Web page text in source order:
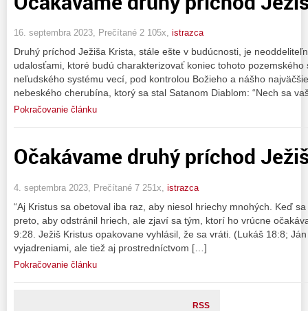
16. septembra 2023, Prečítané 2 105x, istrazca
Druhý príchod Ježiša Krista, stále ešte v budúcnosti, je
udalosťami, ktoré budú charakterizovať koniec tohoto
neľudského systému vecí, pod kontrolou Božieho a nášho
nebeského cherubína, ktorý sa stal Satanom Diablom: “Nech sa
Pokračovanie článku
Očakávame druhý príchod
4. septembra 2023, Prečítané 7 251x, istrazca
“Aj Kristus sa obetoval iba raz, aby niesol hriechy mnohých. Keď
preto, aby odstránil hriech, ale zjaví sa tým, ktorí ho vrúcne
9:28. Ježiš Kristus opakovane vyhlásil, že sa vráti. (Lukáš 18:8;
vyjadreniami, ale tiež aj prostredníctvom […]
Pokračovanie článku
RSS